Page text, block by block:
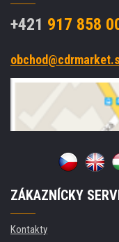
+421 917 858
ZÁKAZNÍCKY
Kontakty